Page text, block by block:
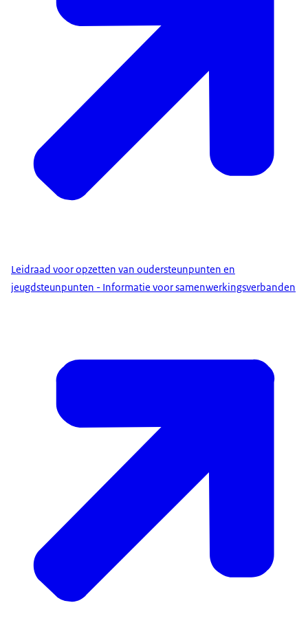
Leidraad voor opzetten van oudersteunpunten en
jeugdsteunpunten - Informatie voor samenwerkingsverbanden